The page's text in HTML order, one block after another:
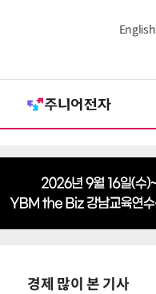
English
경제 많이 본 기사